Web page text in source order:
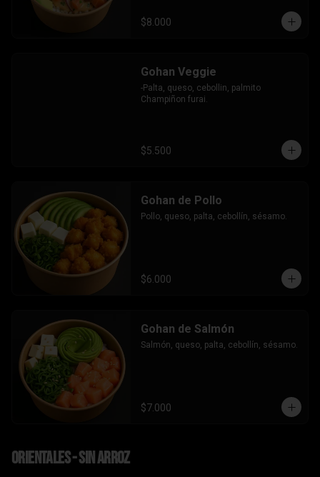
$8.000
Gohan Veggie
-Palta, queso, cebollin, palmito
Champiñon furai.
$5.500
Gohan de Pollo
Pollo, queso, palta, cebollín, sésamo.
$6.000
Gohan de Salmón
Salmón, queso, palta, cebollín, sésamo.
$7.000
Orientales - sin arroz